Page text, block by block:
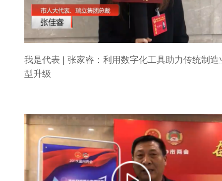
我是代表 | 张家睿：利用数字化工具助力传统制造
型升级